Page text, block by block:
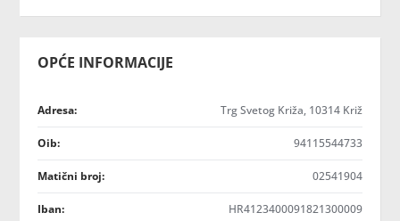
OPĆE INFORMACIJE
Adresa: Trg Svetog Križa, 10314 Križ
Oib: 94115544733
Matični broj: 02541904
Iban: HR4123400091821300009